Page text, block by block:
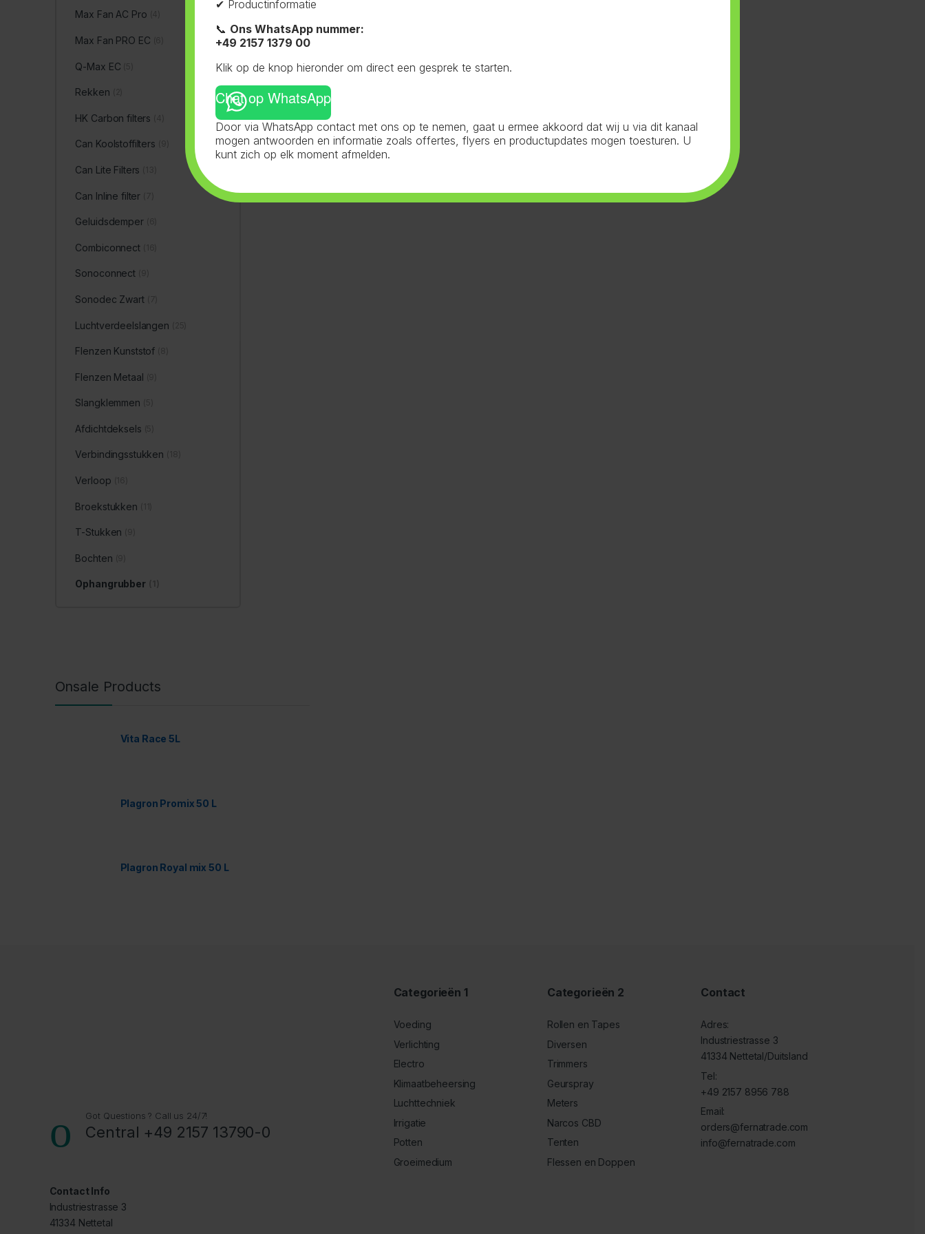
Max Fan AC Pro
Max Fan PRO EC
Q-Max EC
Rekken
HK Carbon filters
Can Koolstoffilters
Can Lite Filters
Can Inline filter
Geluidsdemper
Combiconnect
Sonoconnect
Sonodec Zwart
Luchtverdeelslangen
Flenzen Kunststof
Flenzen Metaal
Slangklemmen
Afdichtdeksels
Verbindingsstukken
Verloop
Broekstukken
T-Stukken
Bochten
Ophangrubber
Onsale Products
Vita Race 5L
Plagron Promix 50 L
Plagron Royal mix 50 L
Got Questions ? Call us 24/7!
Central +49 2157 13790-0
Contact Info
Industriestrasse 3
41334 Nettetal
Categorieën 1
Voeding
Verlichting
Electro
Klimaatbeheersing
Luchttechniek
Irrigatie
Potten
Groeimedium
Categorieën 2
Rollen en Tapes
Diversen
Trimmers
Geurspray
Meters
Narcos CBD
Tenten
Flessen en Doppen
Contact
Adres:
Industriestrasse 3
41334 Nettetal/Duitsland
Tel:
+49 2157 8956 788
Email:
orders@fernatrade.com
info@fernatrade.com
✔ Productinformatie
📞 Ons WhatsApp nummer:
+49 2157 1379 00
Klik op de knop hieronder om direct een gesprek te starten.
Chat op WhatsApp
Door via WhatsApp contact met ons op te nemen, gaat u ermee akkoord dat wij u via dit kanaal
mogen antwoorden en informatie zoals offertes, flyers en productupdates mogen toesturen. U
kunt zich op elk moment afmelden.